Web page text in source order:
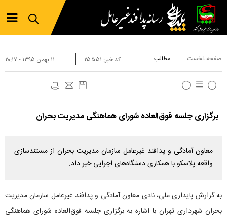
صفحه نخست مطالب ۱۱ بهمن ۱۳۹۵ - ۲۰:۱۷ کد خبر: ۲۵۵۵۱
برگزاری جلسه فوق‌العاده شورای هماهنگی مدیریت بحران
معاون آمادگی و پدافند غیرعامل سازمان مدیریت بحران از مستندسازی
واقعه پلاسکو با همکاری دستگاه‌های اجرایی خبر داد.
به گزارش پایداری ملی، نادی معاون آمادگی و پدافند غیرعامل سازمان مدیریت
بحران شهرداری تهران با اشاره به برگزاری جلسه فوق‌العاده شورای هماهنگی